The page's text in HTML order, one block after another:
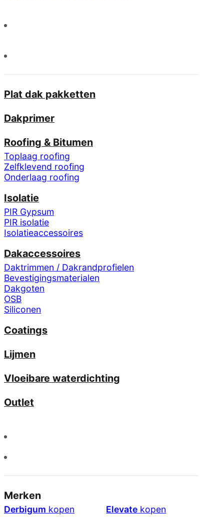
Plat dak pakketten
Dakprimer
Roofing & Bitumen
Toplaag roofing
Zelfklevend roofing
Onderlaag roofing
Isolatie
PIR Gypsum
PIR isolatie
Isolatieaccessoires
Dakaccessoires
Daktrimmen / Dakrandprofielen
Bevestigingsmaterialen
Dakgoten
OSB
Siliconen
Coatings
Lijmen
Vloeibare waterdichting
Outlet
Merken
Derbigum kopen Elevate kopen